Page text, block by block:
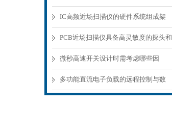
意事项
IC高频近场扫描仪的硬件系统组成架
构分析
PCB近场扫描仪具备高灵敏度的探头和
精密的扫描机构
微秒高速开关设计时需考虑哪些因
素？
多功能直流电子负载的远程控制与数